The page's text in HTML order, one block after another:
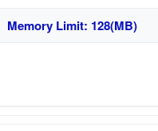
Limit: 128(MB)